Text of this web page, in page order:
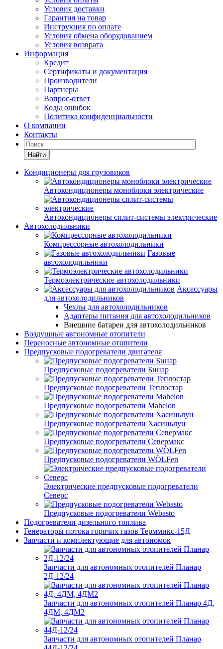
Условия доставки
Гарантия на товар
Инструкция по оплате
Условия обмена оборудованием
Условия возврата
Информация
Кредит
Сертификаты и документация
Производители
Партнеры
Вопрос-ответ
Коды ошибок
Политика конфиденциальности
О компании
Контакты
Найти
Кондиционеры для грузовиков
Автокондиционеры моноблоки электрические
Автокондиционеры сплит-системы электрические
Автохолодильники
Компрессорные автохолодильники
Газовые
автохолодильники
Термоэлектрические автохолодильники
Аксессуары
для автохолодильников
Чехлы для автохолодильников
Адаптеры питания для автохолодильников
Внешние батареи для автохолодильников
Воздушные автономные отопители
Переносные автономные отопители
Предпусковые подогреватели двигателя
Предпусковые подогреватели Бинар
Предпусковые подогреватели Теплостар
Предпусковые подогреватели Mahelon
Предпусковые подогреватели Хасиньлун
Предпусковые подогреватели Севермакс
Предпусковые подогреватели WÖLFen
Электрические предпусковые подогреватели
Северс
Предпусковые подогреватели Webasto
Подогреватели дизельного топлива
Генераторы потока горячих газов Терммикс-15Д
Запчасти и комплектующие для автономок
Запчасти для автономных отопителей Планар
2Д-12/24
Запчасти для автономных отопителей Планар 4Д,
4ДМ, 4ДМ2
Запчасти для автономных отопителей Планар